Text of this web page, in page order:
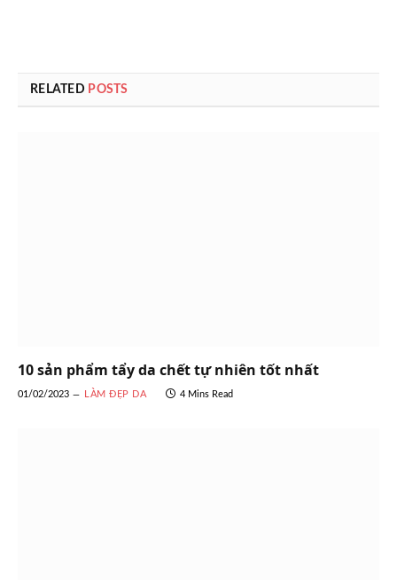
RELATED POSTS
10 sản phẩm tẩy da chết tự nhiên tốt nhất
01/02/2023 LÀM ĐẸP DA 4 Mins Read